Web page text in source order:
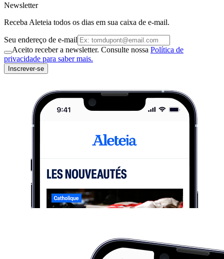
Newsletter
Receba Aleteia todos os dias em sua caixa de e-mail.
Seu endereço de e-mail
Aceito receber a newsletter. Consulte nossa Política de
privacidade para saber mais.
Inscrever-se